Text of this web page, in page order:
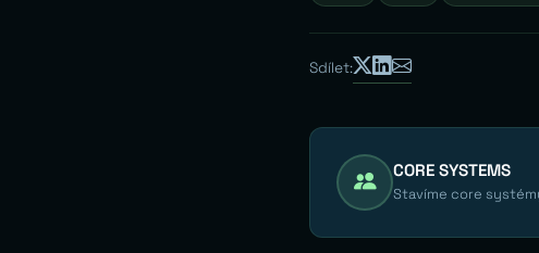
Sdílet:
CORE SYSTEMS
Stavíme core